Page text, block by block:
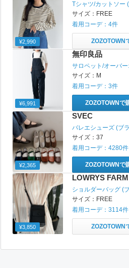
¥2,990
Tシャツ/カットソー
サイズ： FREE
着用コーデ： 4件
ZOZOTOWN
¥6,991
無印良品
サロペット/オーバ
サイズ： M
着用コーデ： 3件
ZOZOTOWNで
¥2,365
SVEC
バレエシューズ (ブ
サイズ： 37
着用コーデ： 4280件
ZOZOTOWNで
¥3,850
LOWRYS FARM
ショルダーバッグ (
サイズ： FREE
着用コーデ： 3114件
ZOZOTOWN